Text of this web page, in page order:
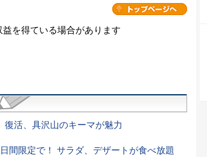
を得ている場合があります
活、具沢山のキーマが魅力
間限定で！ サラダ、デザートが食べ放題